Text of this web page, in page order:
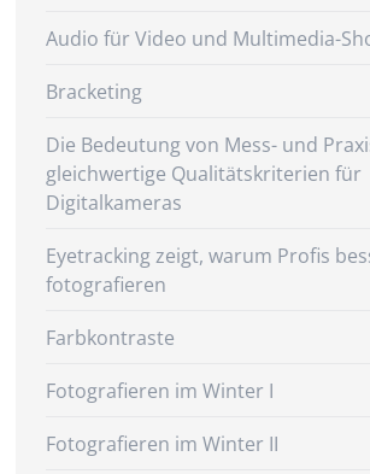
Audio für Video und Multimedia-
Bracketing
Die Bedeutung von Mess- und
gleichwertige Qualitätskriterien für
Digitalkameras
Eyetracking zeigt, warum Profis
fotografieren
Farbkontraste
Fotografieren im Winter I
Fotografieren im Winter II